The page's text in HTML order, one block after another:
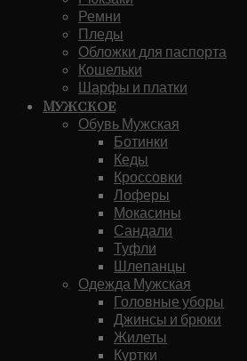
Ремни
Пледы
Обложки для паспорта
Кошельки
Шарфы и платки
Мужское
Обувь Мужская
Ботинки
Кеды
Кроссовки
Лоферы
Мокасины
Сандали
Туфли
Шлепанцы
Одежда Мужская
Головные уборы
Джинсы и брюки
Жилеты
Куртки